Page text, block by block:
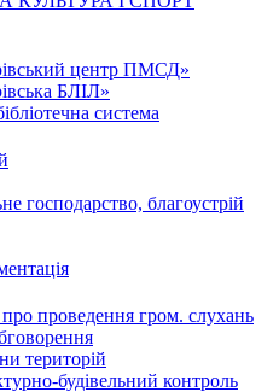
центр ПМСД»
БЛІЛ»
система
господарство, благоустрій
проведення гром. слухань
територій
будівельний контроль